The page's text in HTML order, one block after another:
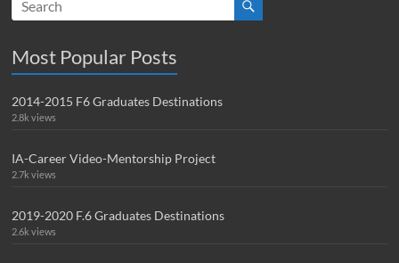
Most Popular Posts
2014-2015 F6 Graduates Destinations
2.8k views
IA-Career Video-Mentorship Project
2.7k views
2019-2020 F.6 Graduates Destinations
2.6k views